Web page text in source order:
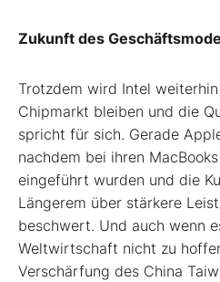
Zukunft des
Trotzdem wird Intel
Chipmarkt bleiben und die
spricht für sich. Gerade
nachdem bei ihren
eingeführt wurden und die
Längerem über stärkere
beschwert. Und auch wenn
Weltwirtschaft nicht zu
Verschärfung des China